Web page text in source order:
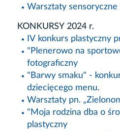
Warsztaty sensoryczne
KONKURSY 2024 r.
IV konkurs plastyczny
"Plenerowo na
fotograficzny
"Barwy smaku" -
dziecięcego menu.
Warsztaty pn.
"Moja rodzina dba o
plastyczny